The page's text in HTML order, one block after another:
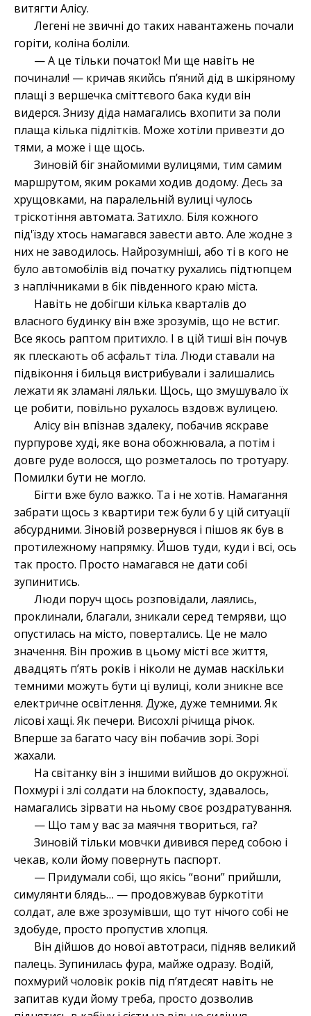
витягти Алісу.
Легені не звичні до таких навантажень почали
горіти, коліна боліли.
— А це тільки початок! Ми ще навіть не
починали! — кричав якийсь п’яний дід в шкіряному
плащі з вершечка сміттєвого бака куди він
видерся. Знизу діда намагались вхопити за поли
плаща кілька підлітків. Може хотіли привезти до
тями, а може і ще щось.
Зиновій біг знайомими вулицями, тим самим
маршрутом, яким роками ходив додому. Десь за
хрущовками, на паралельній вулиці чулось
тріскотіння автомата. Затихло. Біля кожного
під'їзду хтось намагався завести авто. Але жодне з
них не заводилось. Найрозумніші, або ті в кого не
було автомобілів від початку рухались підтюпцем
з наплічниками в бік південного краю міста.
Навіть не добігши кілька кварталів до
власного будинку він вже зрозумів, що не встиг.
Все якось раптом притихло. І в цій тиші він почув
як плескають об асфальт тіла. Люди ставали на
підвіконня і бильця вистрибували і залишались
лежати як зламані ляльки. Щось, що змушувало їх
це робити, повільно рухалось вздовж вулицею.
Алісу він впізнав здалеку, побачив яскраве
пурпурове худі, яке вона обожнювала, а потім і
довге руде волосся, що розметалось по тротуару.
Помилки бути не могло.
Бігти вже було важко. Та і не хотів. Намагання
забрати щось з квартири теж були б у цій ситуації
абсурдними. Зіновій розвернувся і пішов як був в
протилежному напрямку. Йшов туди, куди і всі, ось
так просто. Просто намагався не дати собі
зупинитись.
Люди поруч щось розповідали, лаялись,
проклинали, благали, зникали серед темряви, що
опустилась на місто, повертались. Це не мало
значення. Він прожив в цьому місті все життя,
двадцять п’ять років і ніколи не думав наскільки
темними можуть бути ці вулиці, коли зникне все
електричне освітлення. Дуже, дуже темними. Як
лісові хащі. Як печери. Висохлі річища річок.
Вперше за багато часу він побачив зорі. Зорі
жахали.
На світанку він з іншими вийшов до окружної.
Похмурі і злі солдати на блокпосту, здавалось,
намагались зірвати на ньому своє роздратування.
— Що там у вас за маячня твориться, га?
Зиновій тільки мовчки дивився перед собою і
чекав, коли йому повернуть паспорт.
— Придумали собі, що якісь “вони” прийшли,
симулянти блядь… — продовжував буркотіти
солдат, але вже зрозумівши, що тут нічого собі не
здобуде, просто пропустив хлопця.
Він дійшов до нової автотраси, підняв великий
палець. Зупинилась фура, майже одразу. Водій,
похмурий чоловік років під п’ятдесят навіть не
запитав куди йому треба, просто дозволив